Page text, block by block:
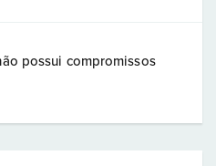
possui compromissos